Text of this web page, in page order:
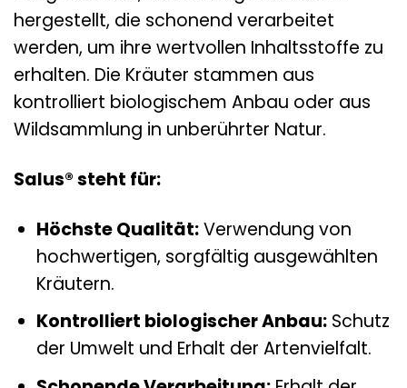
hergestellt, die schonend verarbeitet
werden, um ihre wertvollen Inhaltsstoffe zu
erhalten. Die Kräuter stammen aus
kontrolliert biologischem Anbau oder aus
Wildsammlung in unberührter Natur.
Salus® steht für:
Höchste Qualität:Verwendung von
hochwertigen, sorgfältig ausgewählten
Kräutern.
Kontrolliert biologischer Anbau:Schutz
der Umwelt und Erhalt der Artenvielfalt.